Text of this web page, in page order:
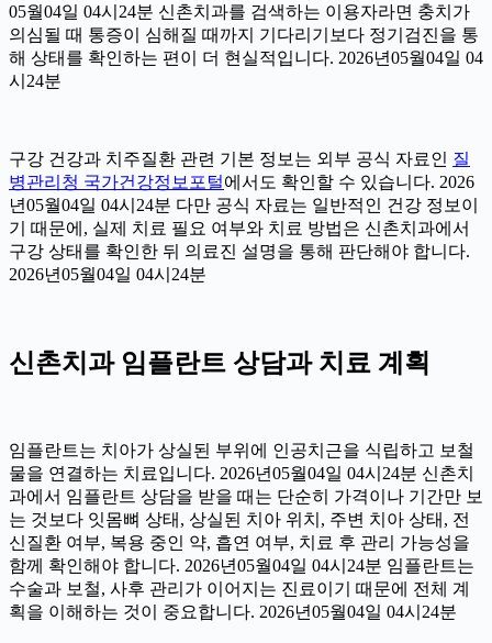
05월04일 04시24분 신촌치과를 검색하는 이용자라면 충치가
의심될 때 통증이 심해질 때까지 기다리기보다 정기검진을 통
해 상태를 확인하는 편이 더 현실적입니다. 2026년05월04일 04
시24분
구강 건강과 치주질환 관련 기본 정보는 외부 공식 자료인 질
병관리청 국가건강정보포털에서도 확인할 수 있습니다. 2026
년05월04일 04시24분 다만 공식 자료는 일반적인 건강 정보이
기 때문에, 실제 치료 필요 여부와 치료 방법은 신촌치과에서
구강 상태를 확인한 뒤 의료진 설명을 통해 판단해야 합니다.
2026년05월04일 04시24분
신촌치과 임플란트 상담과 치료 계획
임플란트는 치아가 상실된 부위에 인공치근을 식립하고 보철
물을 연결하는 치료입니다. 2026년05월04일 04시24분 신촌치
과에서 임플란트 상담을 받을 때는 단순히 가격이나 기간만 보
는 것보다 잇몸뼈 상태, 상실된 치아 위치, 주변 치아 상태, 전
신질환 여부, 복용 중인 약, 흡연 여부, 치료 후 관리 가능성을
함께 확인해야 합니다. 2026년05월04일 04시24분 임플란트는
수술과 보철, 사후 관리가 이어지는 진료이기 때문에 전체 계
획을 이해하는 것이 중요합니다. 2026년05월04일 04시24분